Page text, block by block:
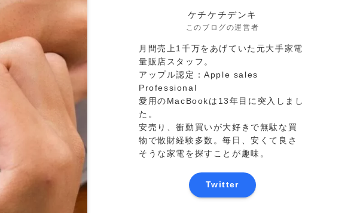
ケチケチデンキ
このブログの運営者
月間売上1千万をあげていた元大手家電
量販店スタッフ。
アップル認定：Apple sales
Professional
愛用のMacBookは13年目に突入しまし
た。
安売り、衝動買いが大好きで無駄な買
物で散財経験多数。毎日、安くて良さ
そうな家電を探すことが趣味。
Twitter